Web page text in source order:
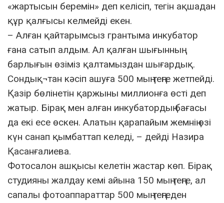
«жартысын беремін» деп келісіп, тегін ақшадан
құр қалғысы келмейді екен.
– Алған қайтарымсыз грантыма инкубатор
ғана сатып алдым. Ал қалған шығынның
барлығын өзіміз қалтамыздан шығардық.
Сондық¬тан кәсіп ашуға 500 мың теңге жетпейді.
Қазір бөлінетін қаржыны миллионға өсті деп
жатыр. Бірақ мен алған инкубатордың бағасы
да екі есе өскен. Алатын қарапайым жемнің өзі
күн санап қымбаттап келеді, – дейді Назира
Қасанғалиева.
Фотосалон ашқысы келетін жастар көп. Бірақ
студияны жалдау кемі айына 150 мың теңге, ал
сапалы фотоаппараттар 500 мың теңгеден